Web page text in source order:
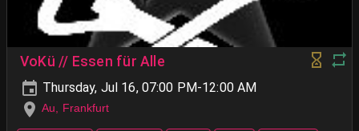
VoKü // Essen für Alle
Thursday, Jul 16, 07:00 PM-12:00 AM
Au, Frankfurt